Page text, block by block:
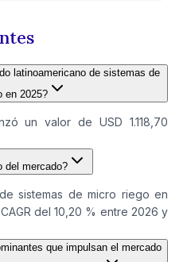
latinoamericano de sistemas de
en 2025?
un valor de USD 1.118,70
del mercado?
sistemas de micro riego en
del 10,20 % entre 2026 y
que impulsan el mercado